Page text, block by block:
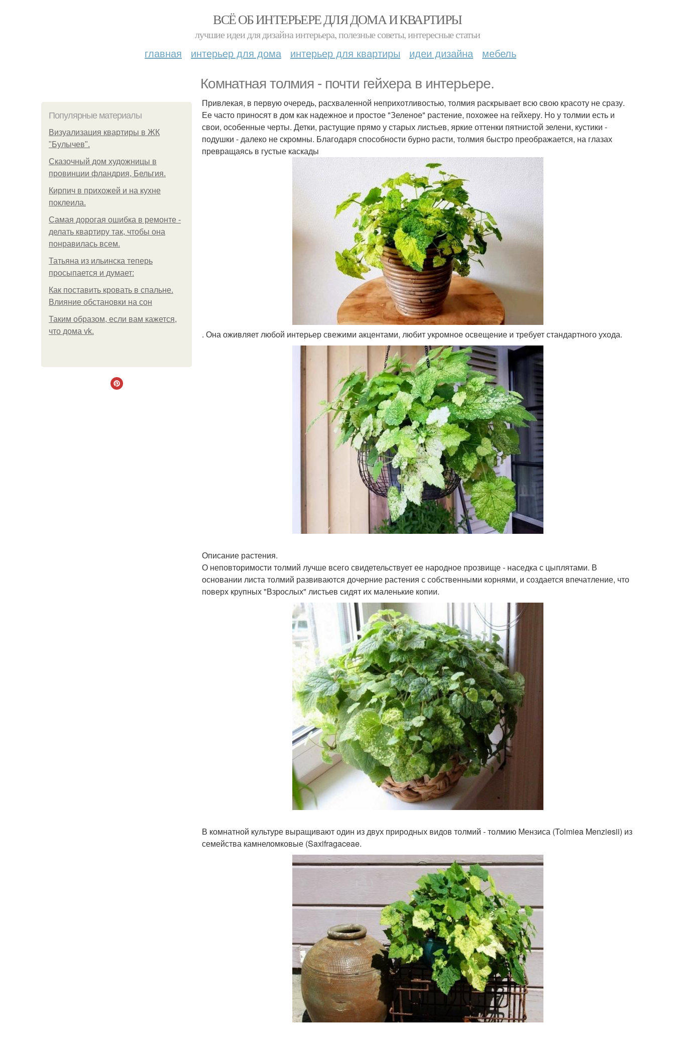
ВСЁ ОБ ИНТЕРЬЕРЕ ДЛЯ ДОМА И КВАРТИРЫ
лучшие идеи для дизайна интерьера, полезные советы, интересные статьи
главная интерьер для дома интерьер для квартиры идеи дизайна мебель
Комнатная толмия - почти гейхера в интерьере.
Популярные материалы
Визуализация квартиры в ЖК
"Булычев".
Сказочный дом художницы в
провинции фландрия, Бельгия.
Кирпич в прихожей и на кухне
поклеила.
Самая дорогая ошибка в ремонте -
делать квартиру так, чтобы она
понравилась всем.
Татьяна из ильинска теперь
просыпается и думает:
Как поставить кровать в спальне.
Влияние обстановки на сон
Таким образом, если вам кажется,
что дома vk.
Привлекая, в первую очередь, расхваленной неприхотливостью, толмия раскрывает всю свою красоту не сразу.
Ее часто приносят в дом как надежное и простое "Зеленое" растение, похожее на гейхеру. Но у толмии есть и
свои, особенные черты. Детки, растущие прямо у старых листьев, яркие оттенки пятнистой зелени, кустики -
подушки - далеко не скромны. Благодаря способности бурно расти, толмия быстро преображается, на глазах
превращаясь в густые каскады
. Она оживляет любой интерьер свежими акцентами, любит укромное освещение и требует стандартного ухода.
Описание растения.
О неповторимости толмий лучше всего свидетельствует ее народное прозвище - наседка с цыплятами. В
основании листа толмий развиваются дочерние растения с собственными корнями, и создается впечатление, что
поверх крупных "Взрослых" листьев сидят их маленькие копии.
В комнатной культуре выращивают один из двух природных видов толмий - толмию Мензиса (Tolmiea Menziesii) из
семейства камнеломковые (Saxifragaceae.